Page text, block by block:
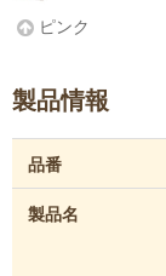
ピンク
製品情報
品番
製品名